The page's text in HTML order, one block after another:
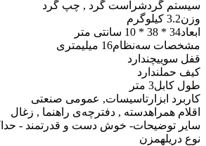
سیستم گردشراست گرد , چپ گرد
وزن3.2 کیلوگرم
ابعاد34 * 38 * 10 سانتی متر
مشخصات سه‌نظام16 میلیمتری
قفل سوییچندارد
کیف حملندارد
طول کابل3 متر
کاربرد ابزار تاسیسات, عمومی صنعتی
اقلام همراهدسته , دفترچه‌ی راهنما , زغال
سایر توضیحات- خوش دست و قدرتمند - حداکثر قطر سوراخکاری در
نوع دریلهمزن